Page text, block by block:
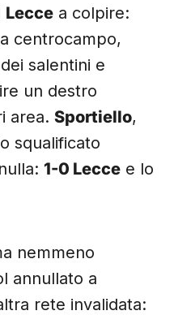
Lecce a colpire:
a centrocampo,
salentini e
un destro
area. Sportiello,
squalificato
1-0 Lecce e lo
nemmeno
annullato a
rete invalidata: